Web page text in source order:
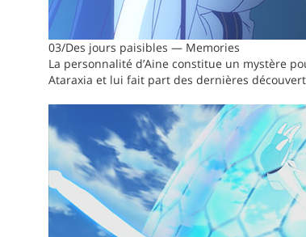
03/Des jours paisibles — Memories
La personnalité d’Aine constitue un mystère
Ataraxia et lui fait part des dernières